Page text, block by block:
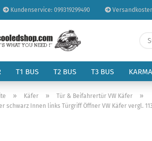
Kundenservice: 099319299490
T1 BUS T2 BUS T3 BUS
» Käfer » Tür & Beifahrertür VW Käfer »
schwarz Innen links Türgriff Öffner VW Käfer vergl.